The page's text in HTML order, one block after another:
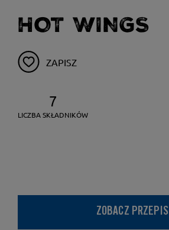
HOT WINGS
ZAPISZ
7
LICZBA SKŁADNIKÓW
ZOBACZ PRZEPIS